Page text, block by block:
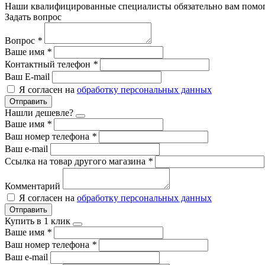
Наши квалифицированные специалисты обязательно вам
Задать вопрос
Вопрос *
Ваше имя *
Контактный телефон *
Ваш E-mail
Я согласен на обработку персональных данных
Отправить
Нашли дешевле?
Ваше имя *
Ваш номер телефона *
Ваш e-mail
Ссылка на товар другого магазина *
Комментарий
Я согласен на обработку персональных данных
Отправить
Купить в 1 клик
Ваше имя *
Ваш номер телефона *
Ваш e-mail